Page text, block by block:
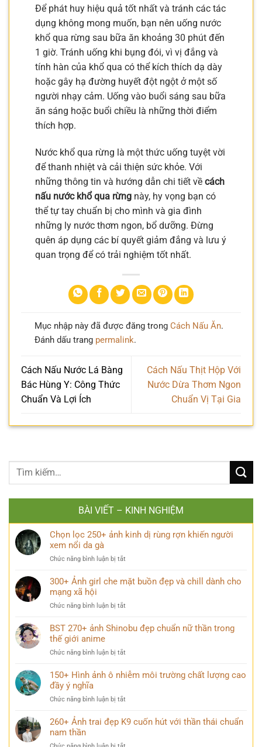
Để phát huy hiệu quả tốt nhất và tránh các tác
dụng không mong muốn, bạn nên uống nước
khổ qua rừng sau bữa ăn khoảng 30 phút đến
1 giờ. Tránh uống khi bụng đói, vì vị đắng và
tính hàn của khổ qua có thể kích thích dạ dày
hoặc gây hạ đường huyết đột ngột ở một số
người nhạy cảm. Uống vào buổi sáng sau bữa
ăn sáng hoặc buổi chiều là những thời điểm
thích hợp.
Nước khổ qua rừng là một thức uống tuyệt vời
để thanh nhiệt và cải thiện sức khỏe. Với
những thông tin và hướng dẫn chi tiết về cách
nấu nước khổ qua rừng này, hy vọng bạn có
thể tự tay chuẩn bị cho mình và gia đình
những ly nước thơm ngon, bổ dưỡng. Đừng
quên áp dụng các bí quyết giảm đắng và lưu ý
quan trọng để có trải nghiệm tốt nhất.
Mục nhập này đã được đăng trong Cách Nấu Ăn.
Đánh dấu trang permalink.
Cách Nấu Nước Lá Bàng
Bác Hùng Y: Công Thức
Chuẩn Và Lợi Ích
Cách Nấu Thịt Hộp Với
Nước Dừa Thơm Ngon
Chuẩn Vị Tại Gia
BÀI VIẾT – KINH NGHIỆM
Chọn lọc 250+ ảnh kinh dị rùng rợn khiến người
xem nổi da gà
Chức năng bình luận bị tắt
lọc
250+
kinh
rùng
nổi
300+ Ảnh girl che mặt buồn đẹp và chill dành cho
mạng xã hội
Chức năng bình luận bị tắt
Ảnh
mặt
đẹp
mạng
BST 270+ ảnh Shinobu đẹp chuẩn nữ thần trong
thế giới anime
Chức năng bình luận bị tắt
270+
đẹp
nữ
150+ Hình ảnh ô nhiễm môi trường chất lượng cao
đầy ý nghĩa
Chức năng bình luận bị tắt
Hình
260+ Ảnh trai đẹp K9 cuốn hút với thần thái chuẩn
nam thần